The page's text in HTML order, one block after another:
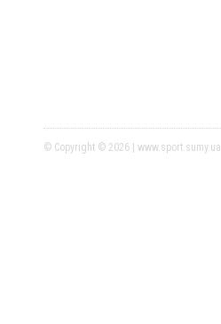
© Copyright © 2026 | www.sport.sumy.ua